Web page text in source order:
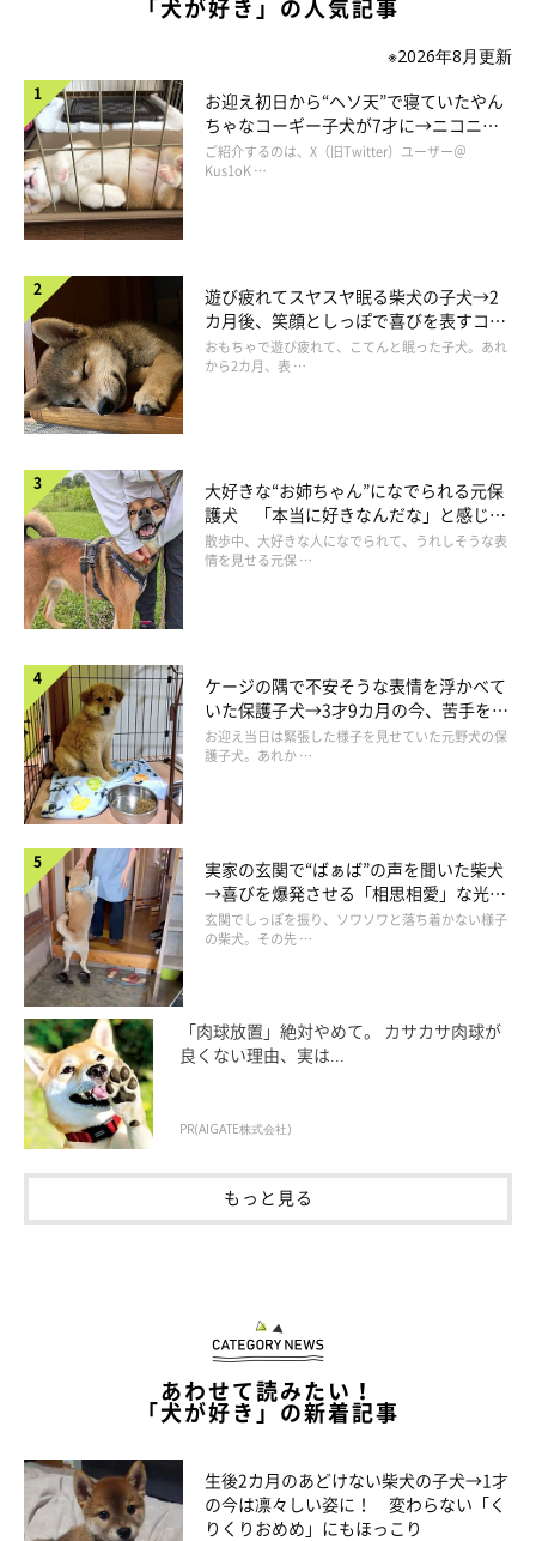
圧のかけ方が激しい
「起きてって言ってるでしょ！！」
@b09a2032c
ベッドの上で体をクルッと回転させて…
なんとしてでも飼い主さんの二度寝を阻止したいユキちゃん。愛
らしい行動には、 「ジャンプの仕方からもう可愛いが止まらない
です」「ヤバい可愛すぎ！愛されてるのがわかります！」「ぴょ
ーんのジャンプめちゃくちゃかわいい」「俺もユキちゃんに起こ
されてみたい」「なんと優秀な目覚まし犬なんだ」 などとコメン
「犬が好き」の人気記事
※2026年8月更新
お迎え初日から“ヘソ天”で寝ていたやん
ちゃなコーギー子犬が7才に→ニコニ
コ“コーギースマイル”が魅力のコに成
長！
ご紹介するのは、X（旧Twitter）ユーザー＠
Kus1oK …
遊び疲れてスヤスヤ眠る柴犬の子犬→2
カ月後、笑顔としっぽで喜びを表すコに
成長！
おもちゃで遊び疲れて、こてんと眠った子犬。あれ
から2カ月、表 …
大好きな“お姉ちゃん”になでられる元保
護犬 「本当に好きなんだな」と感じる
表情にほっこり
散歩中、大好きな人になでられて、うれしそうな表
情を見せる元保 …
ケージの隅で不安そうな表情を浮かべて
いた保護子犬→3才9カ月の今、苦手を克
服し頼もしいコに成長！
お迎え当日は緊張した様子を見せていた元野犬の保
護子犬。あれか …
実家の玄関で“ばぁば”の声を聞いた柴犬
→喜びを爆発させる「相思相愛」な光景
にほっこり
玄関でしっぽを振り、ソワソワと落ち着かない様子
の柴犬。その先 …
「肉球放置」絶対やめて。 カサカサ肉球が
良くない理由、実は...
PR(AIGATE株式会社)
もっと見る
あわせて読みたい！
「犬が好き」の新着記事
生後2カ月のあどけない柴犬の子犬→1才
の今は凛々しい姿に！ 変わらない「く
りくりおめめ」にもほっこり